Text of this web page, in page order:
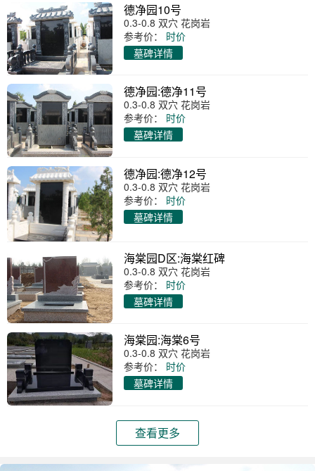
德净园10号
0.3-0.8 双穴 花岗岩
参考价：
时价
墓碑详情
德净园:德净11号
0.3-0.8 双穴 花岗岩
参考价：
时价
墓碑详情
德净园:德净12号
0.3-0.8 双穴 花岗岩
参考价：
时价
墓碑详情
海棠园D区:海棠红碑
0.3-0.8 双穴 花岗岩
参考价：
时价
墓碑详情
海棠园:海棠6号
0.3-0.8 双穴 花岗岩
参考价：
时价
墓碑详情
查看更多